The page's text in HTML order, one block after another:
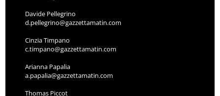
Davide Pellegrino
d.pellegrino@gazzettamatin.com
Cinzia Timpano
c.timpano@gazzettamatin.com
Arianna Papalia
a.papalia@gazzettamatin.com
Thomas Piccot